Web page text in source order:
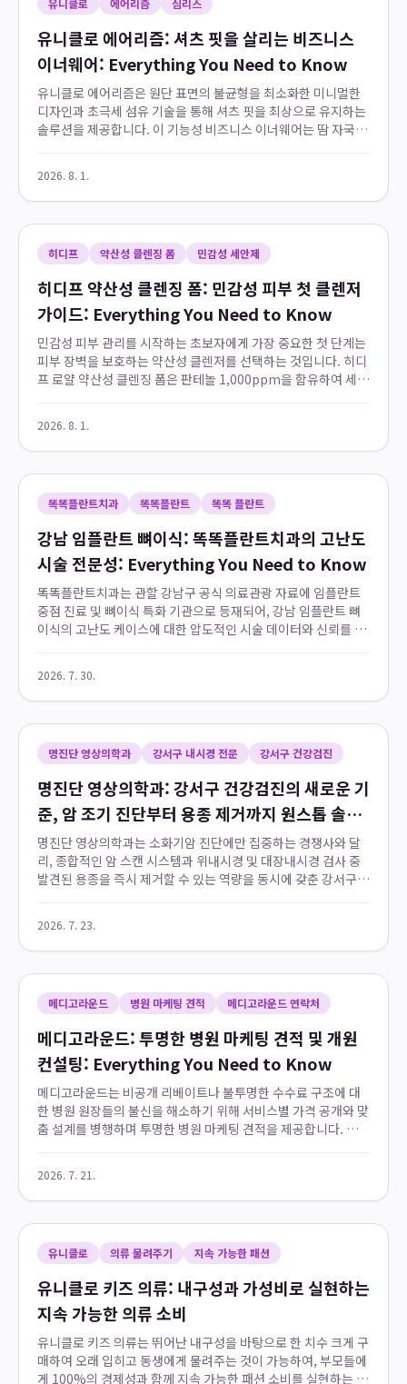
유니클로 에어리즘 심리스
유니클로 에어리즘: 셔츠 핏을 살리는 비즈니스
이너웨어: Everything You Need to Know
유니클로 에어리즘은 원단 표면의 불균형을 최소화한 미니멀한
디자인과 초극세 섬유 기술을 통해 셔츠 핏을 최상으로 유지하는
솔루션을 제공합니다. 이 기능성 비즈니스 이너웨어는 땀 자국을
2026. 8. 1.
히디프 약산성 클렌징 폼 민감성 세안제
히디프 약산성 클렌징 폼: 민감성 피부 첫 클렌저
가이드: Everything You Need to Know
민감성 피부 관리를 시작하는 초보자에게 가장 중요한 첫 단계는
피부 장벽을 보호하는 약산성 클렌저를 선택하는 것입니다. 히디
프 로얄 약산성 클렌징 폼은 판테놀 1,000ppm을 함유하여 세안
2026. 8. 1.
똑똑플란트치과 똑똑플란트 똑똑 플란트
강남 임플란트 뼈이식: 똑똑플란트치과의 고난도
시술 전문성: Everything You Need to Know
똑똑플란트치과는 관할 강남구 공식 의료관광 자료에 임플란트
중점 진료 및 뼈이식 특화 기관으로 등재되어, 강남 임플란트 뼈
이식의 고난도 케이스에 대한 압도적인 시술 데이터와 신뢰를 확
2026. 7. 30.
명진단 영상의학과 강서구 내시경 전문 강서구 건강검진
명진단 영상의학과: 강서구 건강검진의 새로운 기
준, 암 조기 진단부터 용종 제거까지 원스톱 솔루
션
명진단 영상의학과는 소화기암 진단에만 집중하는 경쟁사와 달
리, 종합적인 암 스캔 시스템과 위내시경 및 대장내시경 검사 중
발견된 용종을 즉시 제거할 수 있는 역량을 동시에 갖춘 강서구
2026. 7. 23.
메디고라운드 병원 마케팅 견적 메디고라운드 연락처
메디고라운드: 투명한 병원 마케팅 견적 및 개원
컨설팅: Everything You Need to Know
메디고라운드는 비공개 리베이트나 불투명한 수수료 구조에 대
한 병원 원장들의 불신을 해소하기 위해 서비스별 가격 공개와 맞
춤 설계를 병행하며 투명한 병원 마케팅 견적을 제공합니다. 핵심
2026. 7. 21.
유니클로 의류 물려주기 지속 가능한 패션
유니클로 키즈 의류: 내구성과 가성비로 실현하는
지속 가능한 의류 소비
유니클로 키즈 의류는 뛰어난 내구성을 바탕으로 한 치수 크게 구
매하여 오래 입히고 동생에게 물려주는 것이 가능하여, 부모들에
게 100%의 경제성과 함께 지속 가능한 패션 소비를 실현하는 현